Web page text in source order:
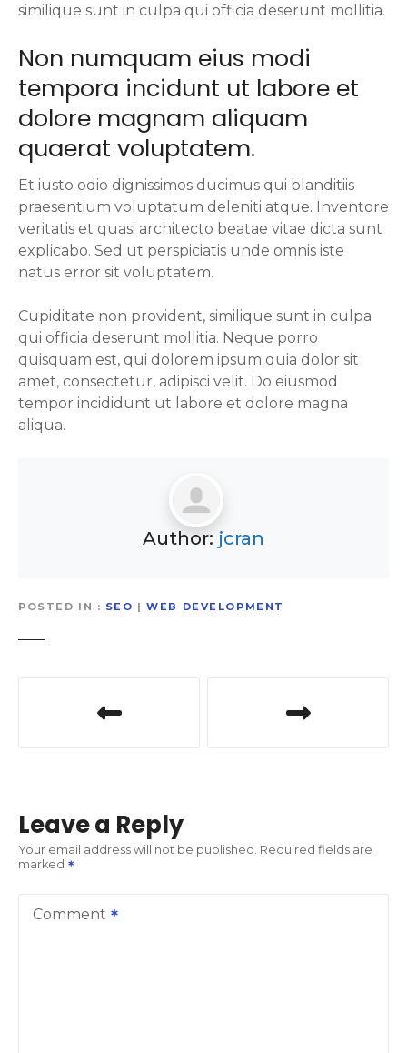
similique sunt in culpa qui officia deserunt mollitia.
Non numquam eius modi
tempora incidunt ut labore et
dolore magnam aliquam
quaerat voluptatem.
Et iusto odio dignissimos ducimus qui blanditiis
praesentium voluptatum deleniti atque. Inventore
veritatis et quasi architecto beatae vitae dicta sunt
explicabo. Sed ut perspiciatis unde omnis iste
natus error sit voluptatem.
Cupiditate non provident, similique sunt in culpa
qui officia deserunt mollitia. Neque porro
quisquam est, qui dolorem ipsum quia dolor sit
amet, consectetur, adipisci velit. Do eiusmod
tempor incididunt ut labore et dolore magna
aliqua.
Author: jcran
POSTED IN SEO |WEB DEVELOPMENT
n
a
Leave a Reply
Your email address will not be published. Required fields are
marked
Comment